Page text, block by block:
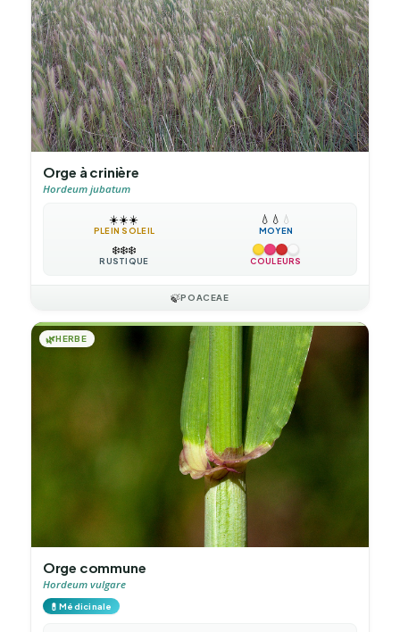
Orge à crinière
Hordeum jubatum
☀️☀️☀️
PLEIN SOLEIL
💧 💧 💧
MOYEN
❄️❄️❄️
RUSTIQUE COULEURS
🍃POACEAE
🌿HERBE
Orge commune
Hordeum vulgare
💊Médicinale